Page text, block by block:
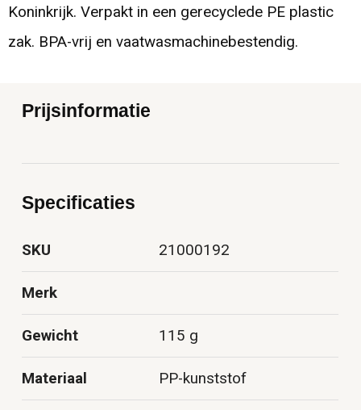
Koninkrijk. Verpakt in een gerecyclede PE plastic
zak. BPA-vrij en vaatwasmachinebestendig.
Prijsinformatie
Specificaties
SKU 21000192
Merk
Gewicht 115 g
Materiaal PP-kunststof